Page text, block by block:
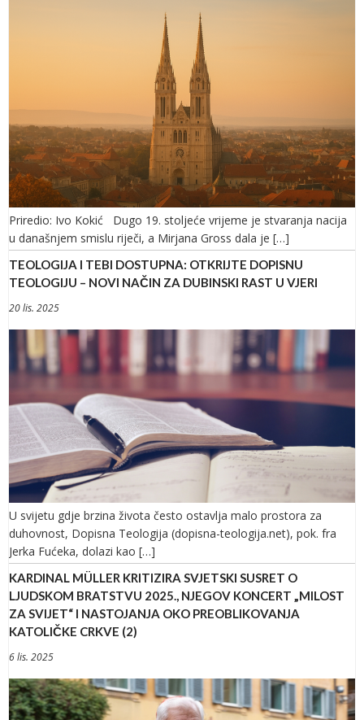
Priredio: Ivo Kokić Dugo 19. stoljeće vrijeme je stvaranja nacija
u današnjem smislu riječi, a Mirjana Gross dala je […]
TEOLOGIJA I TEBI DOSTUPNA: OTKRIJTE DOPISNU
TEOLOGIJU – NOVI NAČIN ZA DUBINSKI RAST U VJERI
20 lis. 2025
U svijetu gdje brzina života često ostavlja malo prostora za
duhovnost, Dopisna Teologija (dopisna-teologija.net), pok. fra
Jerka Fućeka, dolazi kao […]
KARDINAL MÜLLER KRITIZIRA SVJETSKI SUSRET O
LJUDSKOM BRATSTVU 2025., NJEGOV KONCERT „MILOST
ZA SVIJET“ I NASTOJANJA OKO PREOBLIKOVANJA
KATOLIČKE CRKVE (2)
6 lis. 2025